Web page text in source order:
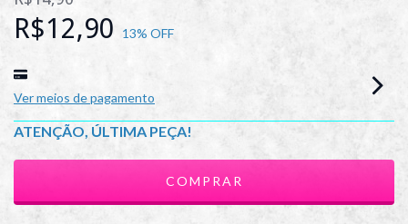
R$12,90 13% OFF
Ver meios de pagamento
ATENÇÃO, ÚLTIMA PEÇA!